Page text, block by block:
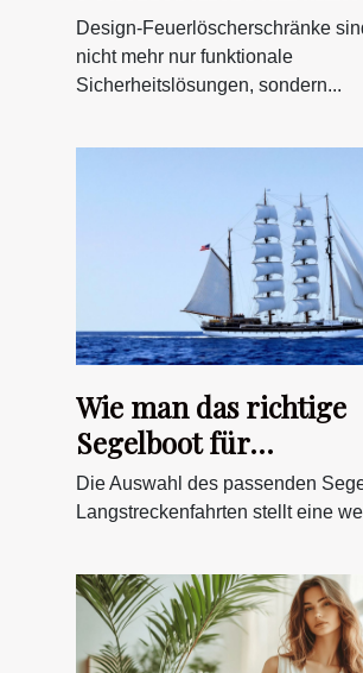
Raumästhetik?
Design-Feuerlöscherschränke
nicht mehr nur funktionale
Sicherheitslösungen, sondern...
Wie man das richtige
Segelboot für
Langstreckenfahrten
auswählt
Die Auswahl des passenden
Langstreckenfahrten stellt eine